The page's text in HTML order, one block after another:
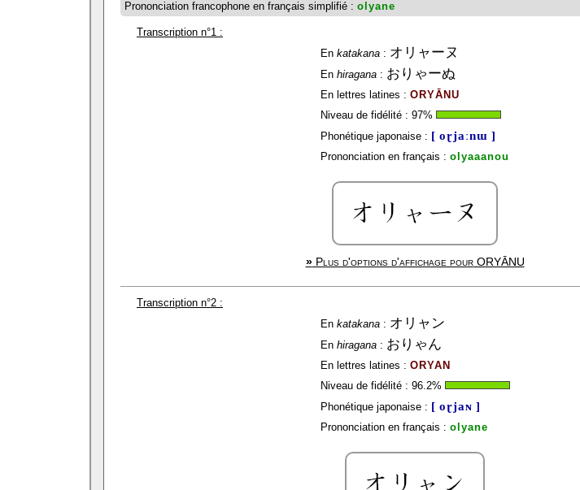
Prononciation francophone en français simplifié : olyane
Transcription n°1 :
En katakana : オリャーヌ
En hiragana : おりゃーぬ
En lettres latines : ORYĀNU
Niveau de fidélité : 97%
Phonétique japonaise : [ oɽjaːnɯ ]
Prononciation en français : olyaaanou
»Plus d'options d'affichage pourORYĀNU
Transcription n°2 :
En katakana: オリャン
En hiragana: おりゃん
En lettres latines : ORYAN
Niveau de fidélité : 96.2%
Phonétique japonaise : [ oɽjaɴ ]
Prononciation en français : olyane